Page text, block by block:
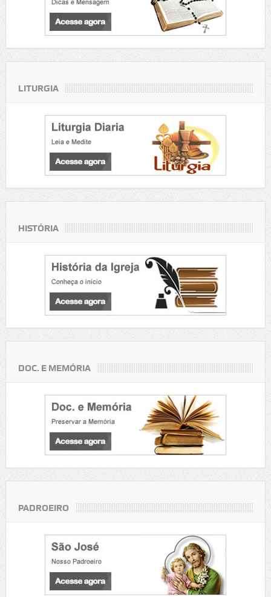
LITURGIA
HISTÓRIA
DOC. E MEMÓRIA
PADROEIRO